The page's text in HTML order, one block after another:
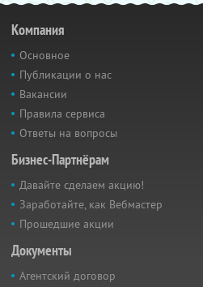
Компания
Основное
Публикации о нас
Вакансии
Правила сервиса
Ответы на вопросы
Бизнес-Партнёрам
Давайте сделаем акцию!
Заработайте, как Вебмастер
Прошедшие акции
Документы
Агентский договор